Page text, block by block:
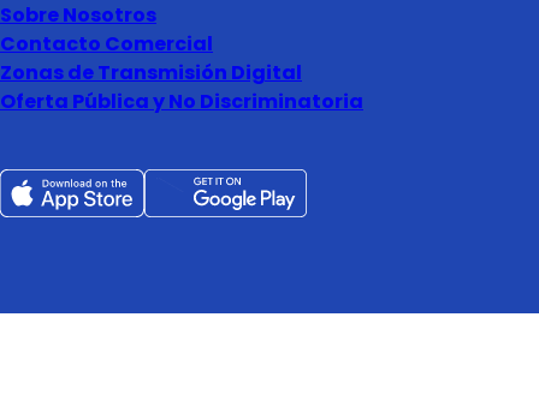
Sobre Nosotros
Contacto Comercial
Zonas de Transmisión Digital
Oferta Pública y No Discriminatoria